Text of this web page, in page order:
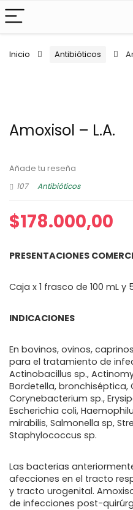
Inicio Antibióticos
Amoxisol – L.A.
Añade tu reseña
107
Antibióticos
$178.000,00
PRESENTACIONES
Caja x 1 frasco de 100 mL y
INDICACIONES
En bovinos, ovinos,
para el tratamiento de
Actinobacillus sp.,
Bordetella, bronchiséptica,
Corynebacterium sp.,
Escherichia coli,
mirabilis, Salmonella sp,
Staphylococcus sp.
Las bacterias
afecciones en el tracto
y tracto urogenital.
de infecciones post-